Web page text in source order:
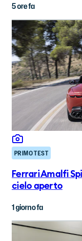
5 ore fa
PRIMO TEST
Ferrari Amalfi
cielo aperto
1 giorno fa